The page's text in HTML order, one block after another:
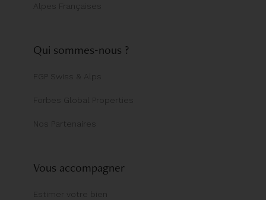
Alpes Françaises
Qui sommes-nous ?
FGP Swiss & Alps
Forbes Global Properties
Nos Partenaires
Vous accompagner
Estimer votre bien